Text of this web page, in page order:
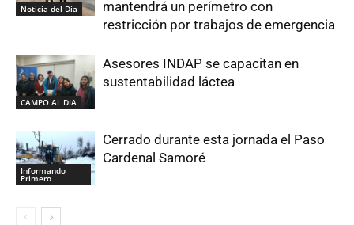
Noticia del Día
mantendrá un perímetro con
restricción por trabajos de emergencia
CAMPO AL DIA
Asesores INDAP se capacitan en
sustentabilidad láctea
Informando
Primero
Cerrado durante esta jornada el Paso
Cardenal Samoré